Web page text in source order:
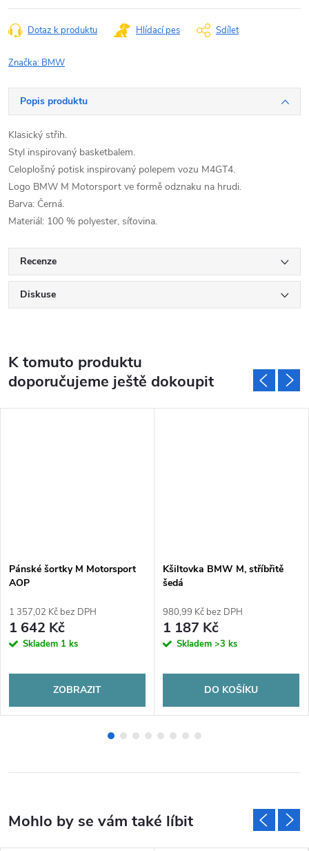
Dotaz k produktu Hlídací pes Sdílet
Značka: BMW
Popis produktu
Klasický střih.
Styl inspirovaný basketbalem.
Celoplošný potisk inspirovaný polepem vozu M4GT4.
Logo BMW M Motorsport ve formě odznaku na hrudi.
Barva: Černá.
Materiál: 100 % polyester, síťovina.
Recenze
Diskuse
K tomuto produktu
doporučujeme ještě dokoupit
Pánské šortky M Motorsport
AOP
1 357,02 Kč bez DPH
1 642 Kč
Skladem 1 ks
ZOBRAZIT
Kšiltovka BMW M, stříbřitě
šedá
980,99 Kč bez DPH
1 187 Kč
Skladem >3 ks
DO KOŠÍKU